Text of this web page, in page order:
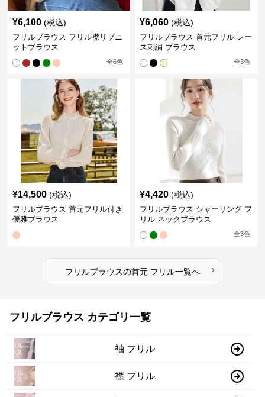
¥6,100 (税込)
フリルブラウス フリル襟リブニ
ットブラウス
全6色
¥6,060 (税込)
フリルブラウス 首元フリル レー
ス刺繍 ブラウス
全3色
¥14,500 (税込)
フリルブラウス 首元フリル付き
優雅ブラウス
¥4,420 (税込)
フリルブラウス シャーリング フ
リル ネックブラウス
全3色
フリルブラウスの首元 フリル一覧へ ›
フリルブラウス カテゴリ一覧
袖 フリル
襟 フリル